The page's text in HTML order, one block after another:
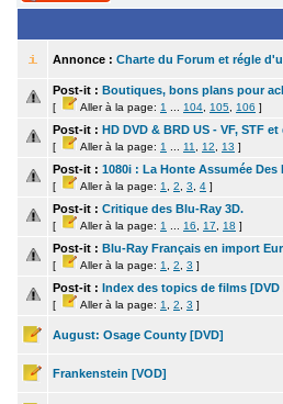
Annonce : Charte du Forum et régle
Post-it : Boutiques, bons plans pour
[ Aller à la page: 1 104 105 106 ]
Post-it : HD DVD & BRD US - VF, STF
[ Aller à la page: 1 11 12 13 ]
Post-it : 1080i : La Honte Assumée Des
[ Aller à la page: 1 2 3 4 ]
Post-it : Critique des Blu-Ray 3D.
[ Aller à la page: 1 16 17 18 ]
Post-it : Blu-Ray Français en import
[ Aller à la page: 1 2 3 ]
Post-it : Index des topics de films [DVD
[ Aller à la page: 1 2 3 ]
August: Osage County [DVD]
Frankenstein [VOD]